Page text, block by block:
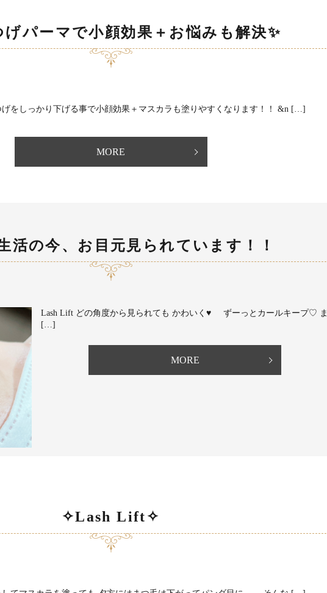
げパーマで小顔効果＋お悩みも解決✨
をしっかり下げる事で小顔効果＋マスカラも塗りやすくなります！！ &n […]
MORE
活の今、お目元見られています！！
Lash Lift どの角度から見られても かわいく♥ ずーっとカールキープ♡ ま
[…]
MORE
✧Lash Lift✧